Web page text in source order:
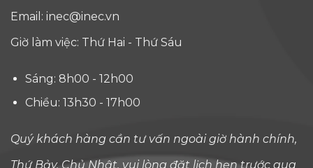
Email: inec@inec.vn
Giờ làm việc: Thứ Hai - Thứ Sáu
Sáng: 8h00 - 12h00
Chiều: 13h30 - 17h00
Quý khách hàng cần tư vấn ngoài giờ hành chính,
Thứ Bảy, Chủ Nhật, vui lòng đặt lịch hẹn trước qua